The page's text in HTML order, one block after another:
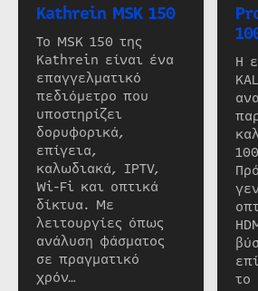
Kathrein MSK 150
Το MSK 150 της
Kathrein είναι ένα
επαγγελματικό
πεδιόμετρο που
υποστηρίζει
δορυφορικά,
επίγεια,
καλωδιακά, IPTV,
Wi-Fi και οπτικά
δίκτυα. Με
λειτουργίες όπως
ανάλυση φάσματος
σε πραγματικό
χρόν…
Η
το